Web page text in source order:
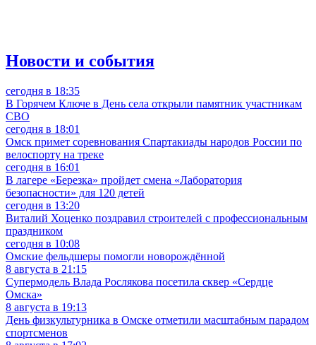
Новости и события
сегодня в 18:35
В Горячем Ключе в День села открыли памятник участникам
СВО
сегодня в 18:01
Омск примет соревнования Спартакиады народов России по
велоспорту на треке
сегодня в 16:01
В лагере «Березка» пройдет смена «Лаборатория
безопасности» для 120 детей
сегодня в 13:20
Виталий Хоценко поздравил строителей с профессиональным
праздником
сегодня в 10:08
Омские фельдшеры помогли новорождённой
8 августа в 21:15
Супермодель Влада Рослякова посетила сквер «Сердце
Омска»
8 августа в 19:13
День физкультурника в Омске отметили масштабным парадом
спортсменов